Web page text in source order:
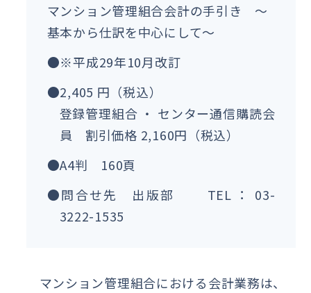
マンション管理組合会計の手引き ～
基本から仕訳を中心にして～
●※平成29年10月改訂
●2,405 円（税込）
登録管理組合 ・ センター通信購読会
員 割引価格 2,160円（税込）
●A4判 160頁
●問合せ先 出版部 TEL ： 03-
3222-1535
マンション管理組合における会計業務は、